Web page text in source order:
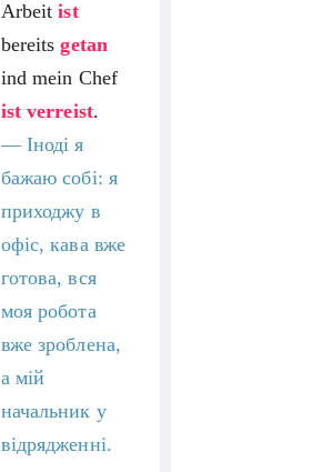
Arbeitist
bereitsgetan
ind mein Chef
ist verreist.
—Іноді я
бажаю собі: я
приходжу в
офіс, кава вже
готова, вся
моя робота
вже зроблена,
а мій
начальник у
відрядженні.